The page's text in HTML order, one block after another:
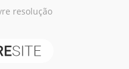
resolução